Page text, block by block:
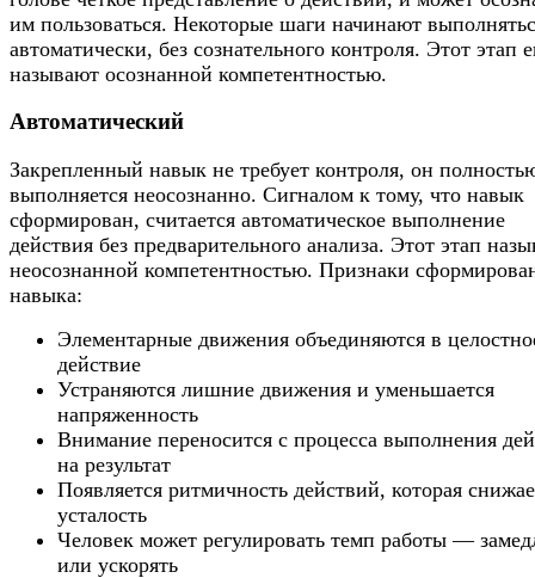
им пользоваться. Некоторые шаги начинают
автоматически, без сознательного контроля. Этот этап
называют осознанной компетентностью.
Автоматический
Закрепленный навык не требует контроля, он
выполняется неосознанно. Сигналом к тому, что навык
сформирован, считается автоматическое выполнение
действия без предварительного анализа. Этот этап
неосознанной компетентностью. Признаки
навыка:
Элементарные движения объединяются в
действие
Устраняются лишние движения и уменьшается
напряженность
Внимание переносится с процесса выполнения
на результат
Появляется ритмичность действий, которая
усталость
Человек может регулировать темп работы —
или ускорять